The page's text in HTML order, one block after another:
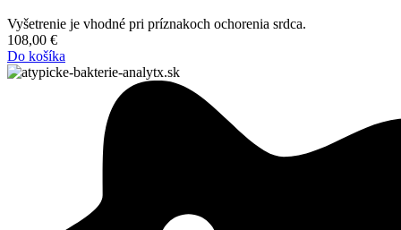
Vyšetrenie je vhodné pri príznakoch ochorenia srdca.
108,00 €
Do košíka